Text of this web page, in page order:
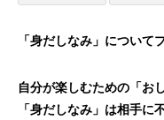
働き続けるための
「身だしなみ」について
自分が楽しむための「お
「身だしなみ」は相手に